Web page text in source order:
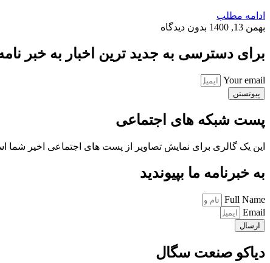
ادامه مطلب
بهمن 13, 1400
بدون دیدگاه
برای دسترسی به جدید ترین اخبار به خبر نامه
Your email
پیوتستن
پست شبکه های اجتماعی
این یک گالری برای نمایش تصاویر از پست های اجتماعی اخیر شما
به خبرنامه ما بپیوندید
Full Name
Email
ارسال
دیاکو صنعت سگال